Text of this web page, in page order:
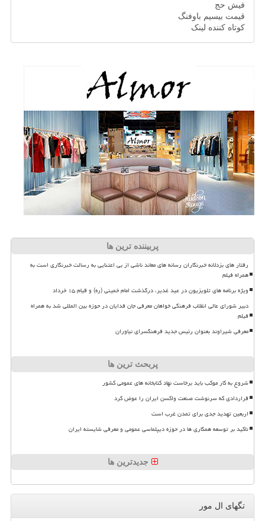
فیش حج
قیمت بیسیم باوفنگ
کوتاه کننده لینک
پربیننده ترین ها
رفتار های بزدلانه خبرنگاران رسانه های معاند ناشی از بی اعتنایی به رسالت خبرنگاری است به
همراه فیلم
ویژه برنامه های تلویزیون در عید غدیر، درگذشت امام خمینی (ره) و قیام ۱۵ خرداد
دبیر شورای عالی انقلاب فرهنگی خواهان معرفی جان فدایان در حوزه بین المللی شد به همراه
فیلم
معرفی شیراوند بعنوان رئیس جدید فرهنگسرای نیاوران
پربحث ترین ها
شروع به کار موکب باید برخاست نهاد کتابخانه های عمومی کشور
قراردادی که سرنوشت صنعت واکسن ایران را عوض کرد
اربعین تهدید جدی برای تمدن غرب است
تاکید بر توسعه همکاری ها در حوزه دیپلماسی عمومی و معرفی شایسته ایران
جدیدترین ها
تگهای ال مور